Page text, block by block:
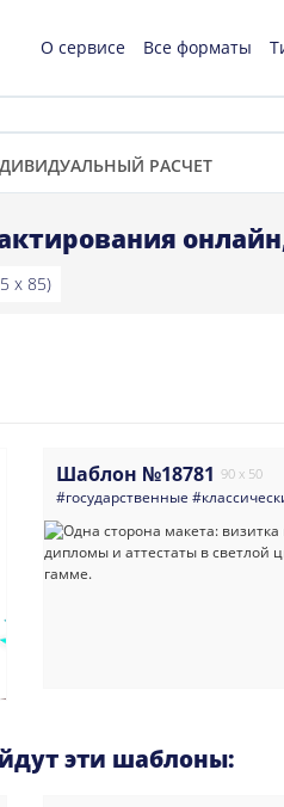
О сервисе Все форматы
РАСЧЕТ
x 85)
Шаблон №18781 90 x 50
#государственные
эти шаблоны: